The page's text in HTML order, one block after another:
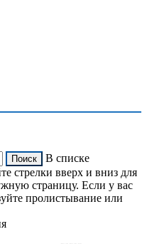
В списке
стрелки вверх и вниз для
страницу. Если у вас
пролистывание или